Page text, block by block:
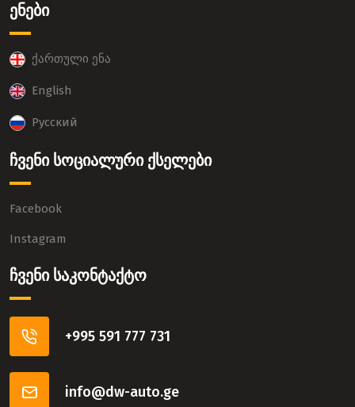
ენები
ქართული ენა
English
Русский
ჩვენი სოციალური ქსელები
Facebook
Instagram
ჩვენი საკონტაქტო
+995 591 777 731
info@dw-auto.ge